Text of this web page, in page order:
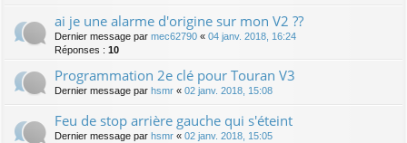
ai je une alarme d'origine sur mon V2 ??
Dernier message par mec62790 « 04 janv. 2018, 16:24
Réponses : 10
Programmation 2e clé pour Touran V3
Dernier message par hsmr « 02 janv. 2018, 15:08
Feu de stop arrière gauche qui s'éteint
Dernier message par hsmr « 02 janv. 2018, 15:05